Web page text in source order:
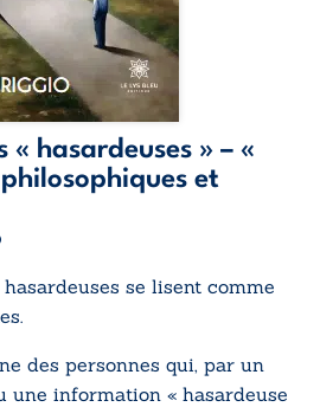
« hasardeuses » – «
et
se lisent comme
des personnes qui, par un
une information « hasardeuse